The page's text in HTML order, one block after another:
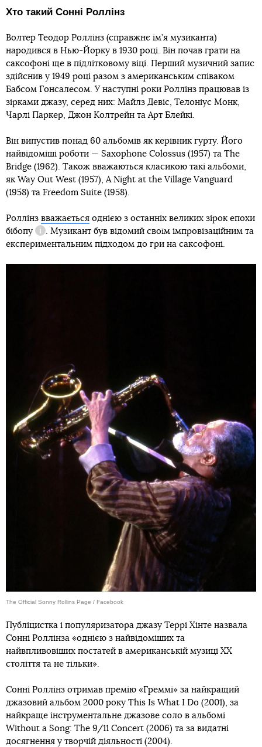
Хто такий Сонні Роллінз
Волтер Теодор Роллінз (справжнє ім’я музиканта)
народився в Нью-Йорку в 1930 році. Він почав грати на
саксофоні ще в підлітковому віці. Перший музичний запис
здійснив у 1949 році разом з американським співаком
Бабсом Гонсалесом. У наступні роки Роллінз працював із
зірками джазу, серед них: Майлз Девіс, Телоніус Монк,
Чарлі Паркер, Джон Колтрейн та Арт Блейкі.
Він випустив понад 60 альбомів як керівник гурту. Його
найвідоміші роботи — Saxophone Colossus (1957) та The
Bridge (1962). Також вважаються класикою такі альбоми,
як Way Out West (1957), A Night at the Village Vanguard
(1958) та Freedom Suite (1958).
Роллінз вважається однією з останніх великих зірок епохи
бібопу
Довідка
Бібоп
. Музикант був відомий своїм імпровізаційним та
експериментальним підходом до гри на саксофоні.
The Official Sonny Rollins Page / Facebook
Публіцистка і популяризатора джазу Террі Хінте назвала
Сонні Роллінза «однією з найвідоміших та
найвпливовіших постатей в американській музиці ХХ
століття та не тільки».
Сонні Роллінз отримав премію «Греммі» за найкращий
джазовий альбом 2000 року This Is What I Do (2001), за
найкраще інструментальне джазове соло в альбомі
Without a Song: The 9/11 Concert (2006) та за видатні
досягнення у творчій діяльності (2004).